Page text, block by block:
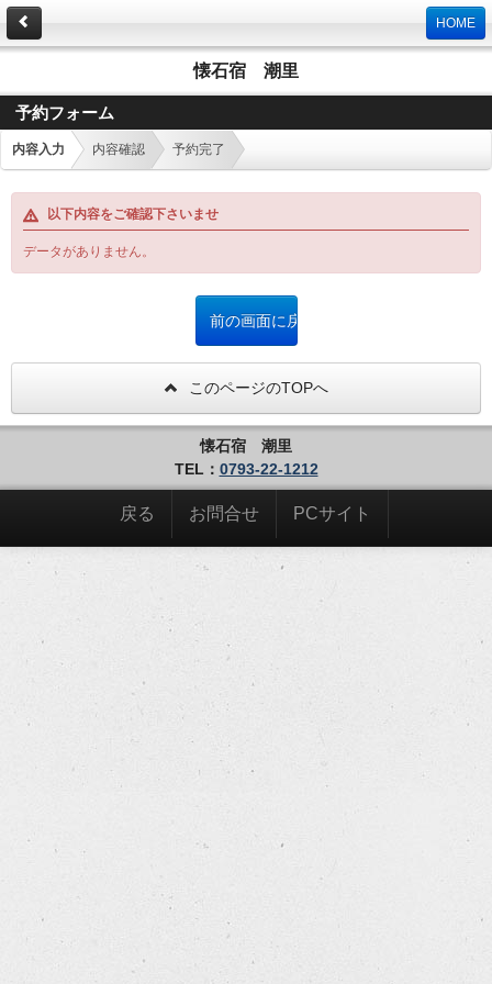
HOME
懐石宿 潮里
予約フォーム
内容入力 内容確認 予約完了
以下内容をご確認下さいませ
データがありません。
このページのTOPへ
懐石宿 潮里
TEL： 0793-22-1212
戻る お問合せ PCサイト